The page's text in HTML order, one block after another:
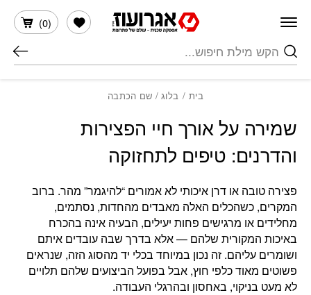
חיפוש
(
0
)
הרשימה שלי
בית / בלוג/ שם הכתבה
שמירה על אורך חיי הפצירות
והדרנים: טיפים לתחזוקה
פצירה טובה או דרן איכותי לא אמורים “להיגמר” מהר. ברוב
המקרים, כשהכלים האלה מאבדים מהחדות, נסתמים,
מחלידים או מרגישים פחות יעילים, הבעיה אינה בהכרח
באיכות המקורית שלהם — אלא בדרך שבה עובדים איתם
ושומרים עליהם. זה נכון במיוחד בכלי יד מהסוג הזה, שנראים
פשוטים מאוד כלפי חוץ, אבל בפועל הביצועים שלהם תלויים
לא מעט בניקוי, באחסון ובהרגלי העבודה.